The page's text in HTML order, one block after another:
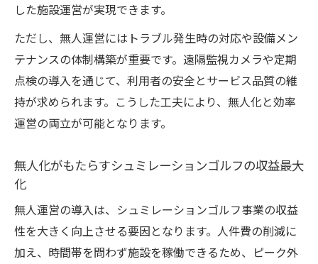
した施設運営が実現できます。
ただし、無人運営にはトラブル発生時の対応や設備メン
テナンスの体制構築が重要です。遠隔監視カメラや定期
点検の導入を通じて、利用者の安全とサービス品質の維
持が求められます。こうした工夫により、無人化と効率
運営の両立が可能となります。
無人化がもたらすシュミレーションゴルフの収益最大
化
無人運営の導入は、シュミレーションゴルフ事業の収益
性を大きく向上させる要因となります。人件費の削減に
加え、時間帯を問わず施設を稼働できるため、ピーク外